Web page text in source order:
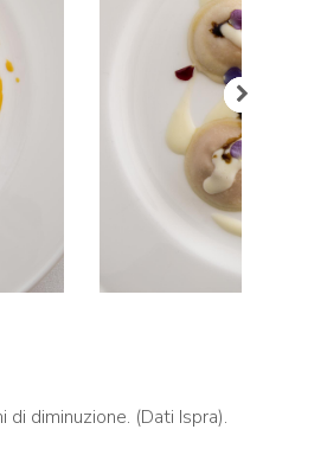
diminuzione. (Dati Ispra).